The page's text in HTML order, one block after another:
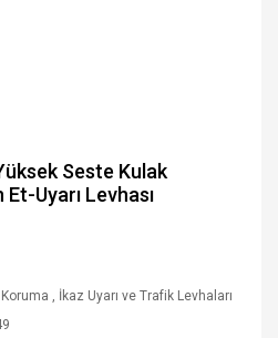
Seste Kulak
Uyarı Levhası
, İkaz Uyarı ve Trafik Levhaları